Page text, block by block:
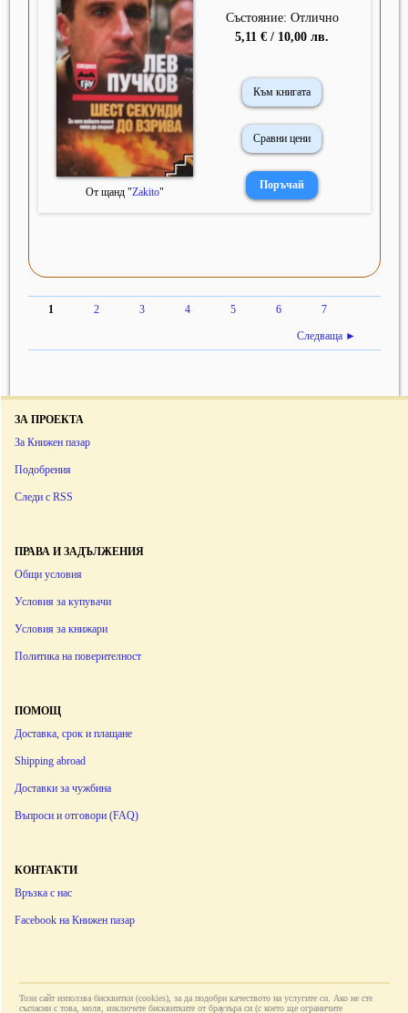
От щанд "Zakito"
Състояние: Отлично
5,11 € / 10,00 лв.
Към книгата
Сравни цени
1 2 3 4 5 6 7
Следваща ►
ЗА ПРОЕКТА
За Книжен пазар
Подобрения
Следи с RSS
ПРАВА И ЗАДЪЛЖЕНИЯ
Общи условия
Условия за купувачи
Условия за книжари
Политика на поверителност
ПОМОЩ
Доставка, срок и плащане
Shipping abroad
Доставки за чужбина
Въпроси и отговори (FAQ)
КОНТАКТИ
Връзка с нас
Facebook на Книжен пазар
Този сайт използва бисквитки (cookies), за да подобри качеството на услугите си. Ако не сте
съгласни с това, моля, изключете бисквитките от браузъра си (с което ще ограничите